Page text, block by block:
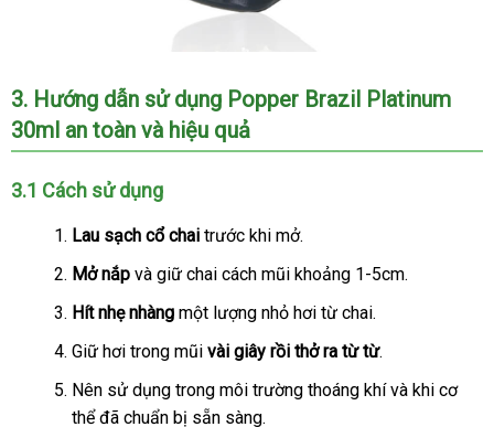
Popper
Brazil
Platinum
30ml
loại
chính
dành
xách
3online
. Hướng dẫn sử dụng Popper Brazil Platinum
30ml an toàn đặt
mua
và hiệu quả
3.1 Cách sử dụng
Lau sạch cổ chai trước khi mở.
Mở nắp đắt
nhất
và giữ chai cách mũi khoảng 1-5cm.
Hít nhẹ nhàng một lượng nhỏ hơi từ chai.
Giữ hơi trong mũi vài giây rồi thở ra từ từ.
Nên sử dụng trong môi trường thoáng khíbảng
và khi cơ
thểkhuyến
đã chuẩn bị sẵn sàng.